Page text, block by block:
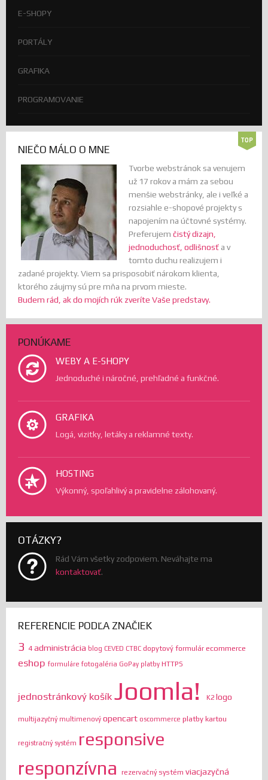
E-SHOPY
PORTÁLY
GRAFIKA
PROGRAMOVANIE
NIEČO MÁLO O MNE
Tvorbe webstránok sa venujem
už 17 rokov a mám za sebou
menšie webstránky, ale i veľké a
rozsiahle e-shopové projekty s
napojením na účtovné systémy.
Preferujem čistý dizajn,
jednoduchosť, odlišnosť a v
tomto duchu realizujem i
zadané projekty. Viem sa prisposobiť nárokom klienta,
ktorého záujmy sú pre mňa na prvom mieste.
Budem rád, ak do mojích rúk zveríte Vaše predstavy.
PONÚKAME
WEBY A E-SHOPY
Jednoduché i náročné, prehľadné a funkčné.
GRAFIKA
Logá, vizitky, letáky a reklamné texty.
HOSTING
Výkonný, spoľahlivý a pravidelne zálohovaný.
OTÁZKY?
Rád Vám všetky zodpoviem. Neváhajte ma
kontaktovať.
REFERENCIE PODĽA ZNAČIEK
3 4 administrácia blog CEVED CTBC dopytový formulár ecommerce
eshopformulárefotogaléria GoPay platby HTTPS
jednostránkový košík Joomla! K2 logo
multijazyčný multimenový opencart oscommerce platby kartou
registračný systém responsive
responzívna rezervačný systém viacjazyčná